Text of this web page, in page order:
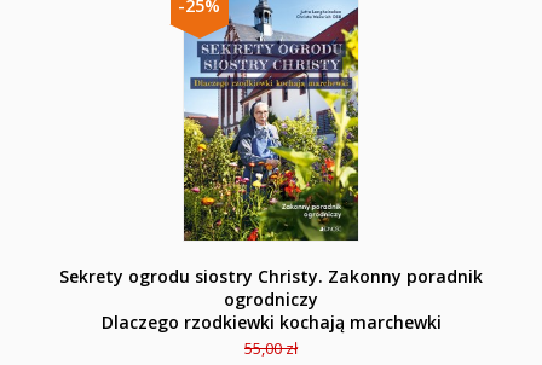
-25%
Sekrety ogrodu siostry Christy. Zakonny poradnik
ogrodniczy
Dlaczego rzodkiewki kochają marchewki
55,00 zł